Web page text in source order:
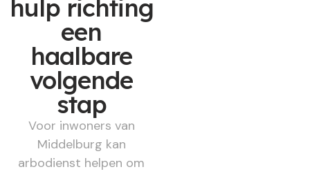
hulp richting
een
haalbare
volgende
stap
Voor inwoners van
Middelburg kan
arbodienst helpen om